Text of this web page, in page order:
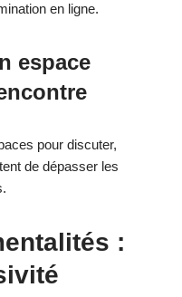
en ligne.
espace
pour discuter,
de dépasser les
: